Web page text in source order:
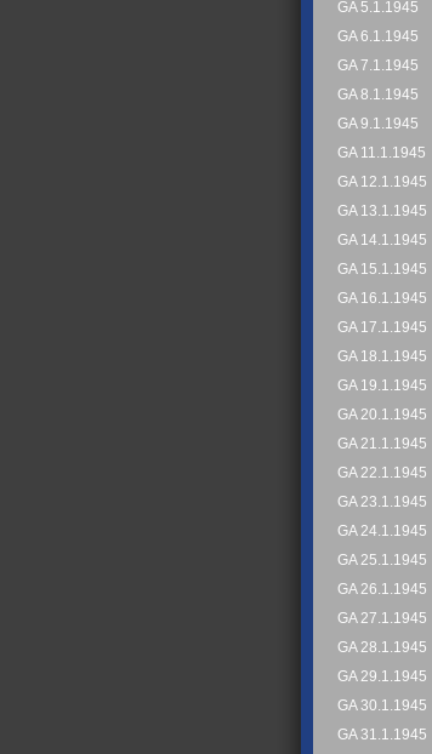
GA 5.1.1945
GA 6.1.1945
GA 7.1.1945
GA 8.1.1945
GA 9.1.1945
GA 11.1.1945
GA 12.1.1945
GA 13.1.1945
GA 14.1.1945
GA 15.1.1945
GA 16.1.1945
GA 17.1.1945
GA 18.1.1945
GA 19.1.1945
GA 20.1.1945
GA 21.1.1945
GA 22.1.1945
GA 23.1.1945
GA 24.1.1945
GA 25.1.1945
GA 26.1.1945
GA 27.1.1945
GA 28.1.1945
GA 29.1.1945
GA 30.1.1945
GA 31.1.1945